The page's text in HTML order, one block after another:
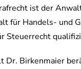
ist der
für Handels- und
Steuerrecht
Dr. Birkenmaier